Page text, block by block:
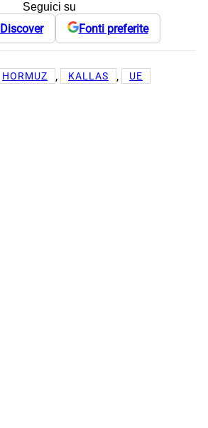
Seguici su
Discover Fonti preferite
HORMUZ , KALLAS , UE